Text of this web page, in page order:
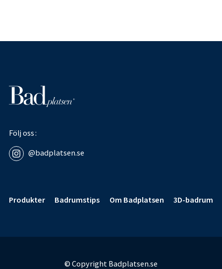
Följ oss
@badplatsen.se
Produkter
Badrumstips Om Badplatsen 3D-badrum
© Copyright Badplatsen.se